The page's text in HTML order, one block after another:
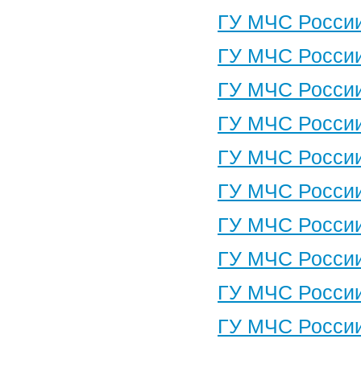
ГУ МЧС
ГУ МЧС
ГУ МЧС
ГУ МЧС
ГУ МЧС
ГУ МЧС
ГУ МЧС
ГУ МЧС
ГУ МЧС
ГУ МЧС